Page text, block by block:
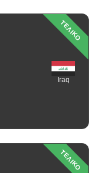
ΤΕΛΙΚΟ
Iraq
ΤΕΛΙΚΟ